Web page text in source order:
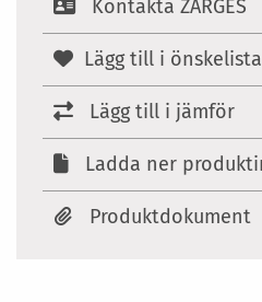
Kontakta ZARGES
Lägg till i önskelista
Lägg till i jämför
Ladda ner
Produktdokument